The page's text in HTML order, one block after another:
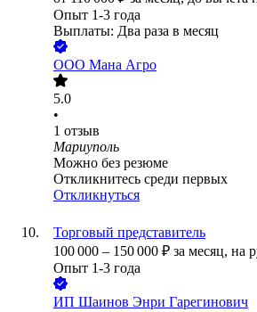
Опыт 1-3 года
Выплаты: Два раза в месяц
ООО Мана Агро
5.0
•
1 отзыв
Мариуполь
Можно без резюме
Откликнитесь среди первых
Откликнуться
Торговый представитель
100 000 – 150 000 ₽ за месяц, на
Опыт 1-3 года
ИП Шаинов Энри Гарегинович